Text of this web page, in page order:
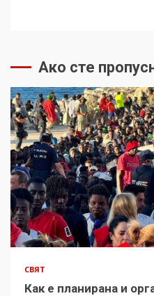
Ако сте
СВЯТ
Как е планирана и